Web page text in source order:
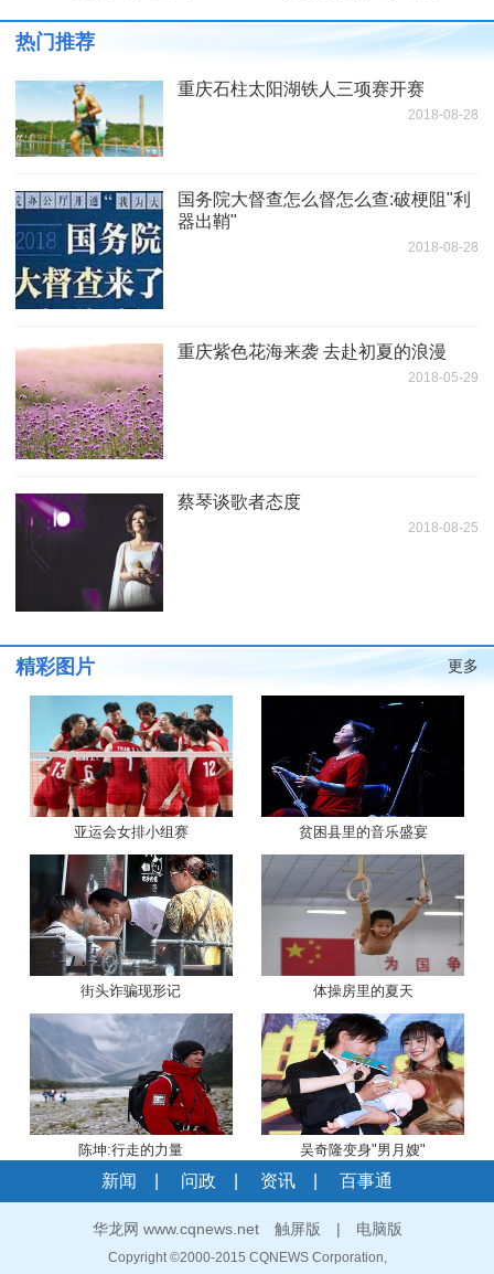
热门推荐
重庆石柱太阳湖铁人三项赛开赛
2018-08-28
国务院大督查怎么督怎么查:破梗阻"利
器出鞘"
2018-08-28
重庆紫色花海来袭 去赴初夏的浪漫
2018-05-29
蔡琴谈歌者态度
2018-08-25
精彩图片 更多
亚运会女排小组赛 贫困县里的音乐盛宴
街头诈骗现形记 体操房里的夏天
陈坤:行走的力量 吴奇隆变身"男月嫂"
新闻 问政 资讯 百事通
华龙网 www.cqnews.net 触屏版 | 电脑版
Copyright ©2000-2015 CQNEWS Corporation,